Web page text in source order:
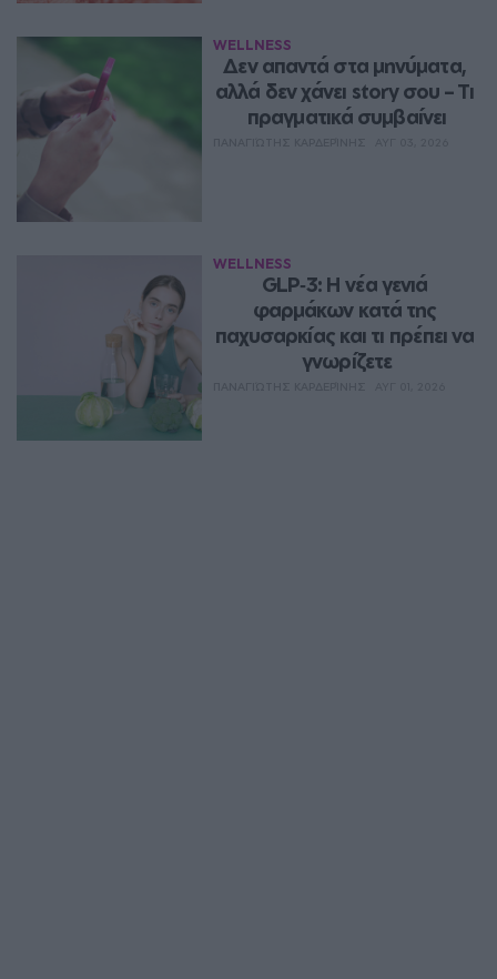
WELLNESS
Δεν απαντά στα μηνύματα,
αλλά δεν χάνει story σου – Τι
πραγματικά συμβαίνει
WELLNESS
GLP‑3: Η νέα γενιά
φαρμάκων κατά της
παχυσαρκίας και τι πρέπει να
γνωρίζετε